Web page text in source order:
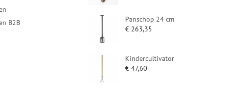
B2B
Panschop 24 cm
€ 263,35
Kindercultivator
€ 47,60